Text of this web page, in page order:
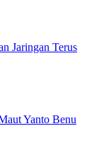
Jaringan Terus
Yanto Benu